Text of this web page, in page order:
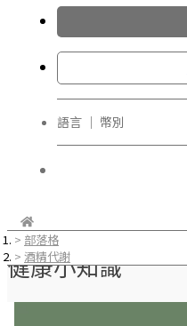
語言 ｜ 幣別
部落格
酒精代謝
健康小知識